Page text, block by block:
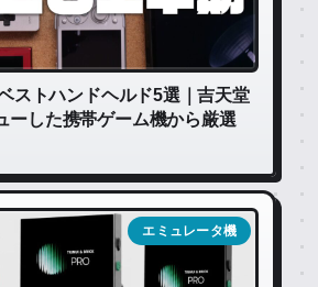
ストハンドヘルド5選｜吉天堂
ーした携帯ゲーム機から厳選
エミュレータ機